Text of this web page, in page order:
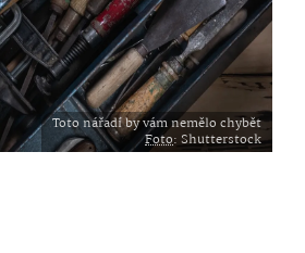
Toto nářadí by vám nemělo chybět
Foto: Shutterstock